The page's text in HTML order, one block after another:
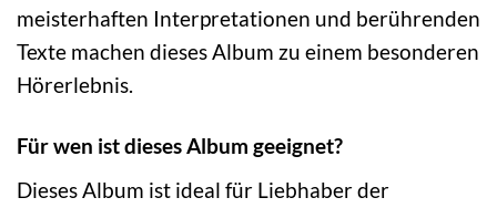
meisterhaften Interpretationen und berührenden
Texte machen dieses Album zu einem besonderen
Hörerlebnis.
Für wen ist dieses Album geeignet?
Dieses Album ist ideal für Liebhaber der